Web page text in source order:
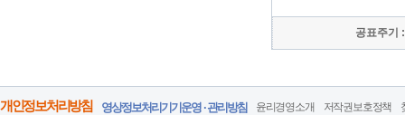
공표주기
개인정보처리방침 영상정보처리기기운영 · 관리방침 윤리경영소개 저작권보호정책